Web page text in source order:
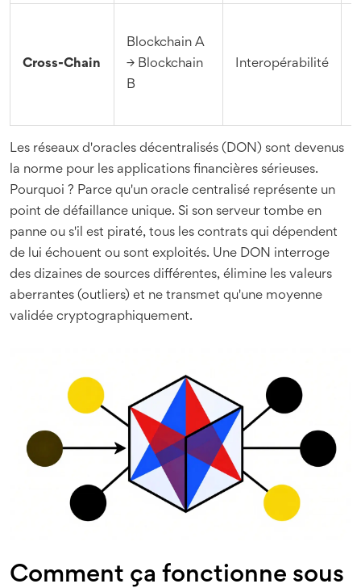
Cross-Chain
Blockchain A
→ Blockchain
B
Interopérabilité
Les réseaux d'oracles décentralisés (DON) sont devenus
la norme pour les applications financières sérieuses.
Pourquoi ? Parce qu'un oracle centralisé représente un
point de défaillance unique. Si son serveur tombe en
panne ou s'il est piraté, tous les contrats qui dépendent
de lui échouent ou sont exploités. Une DON interroge
des dizaines de sources différentes, élimine les valeurs
aberrantes (outliers) et ne transmet qu'une moyenne
validée cryptographiquement.
Comment ça fonctionne sous